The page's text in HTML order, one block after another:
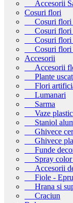
Accesorii
Cosuri flori
Cosuri flori
Cosuri flori
Cosuri flori
Cosuri flori
Accesorii
Accesorii
Plante
Flori
Lumanari
Sarma
Vaze plastic
Staniol
Ghivece
Ghivece
Funde
Spray color
Accesorii
Fiole -
Hrana si
Craciun